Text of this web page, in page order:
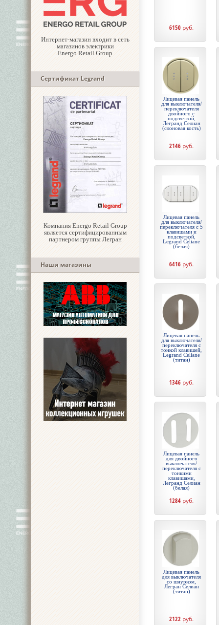
Интернет-магазин входит в сеть
магазинов электрики
Energo Retail Group
Сертификат Legrand
Компания Energo Retail Group
является сертифицированным
партнером группы Легран
Наши магазины
6150 руб.
Лицевая панель
для выключателя/
переключателя
двойного с
подсветкой,
Легранд Селиан
(слоновая кость)
2146 руб.
Лицевая панель
для выключателя/
переключателя с 5
клавишами и
подсветкой,
Legrand Celiane
(белая)
6416 руб.
Лицевая панель
для выключателя/
переключателя с
тонкой клавишей,
Legrand Celiane
(титан)
1346 руб.
Лицевая панель
для двойного
выключателя/
переключателя с
тонкими
клавишами,
Легранд Селиан
(белая)
1284 руб.
Лицевая панель
для выключателя
со шнурком,
Легран Селиан
(титан)
2122 руб.